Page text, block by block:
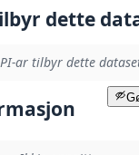
dette
ar tilbyr dette